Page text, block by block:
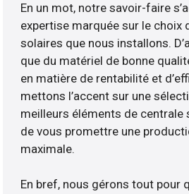
En un mot, notre savoir-faire
expertise marquée sur le choix
solaires que nous installons.
que du matériel de bonne
en matière de rentabilité et
mettons l’accent sur une
meilleurs éléments de centrale
de vous promettre une
maximale.
En bref, nous gérons tout pour